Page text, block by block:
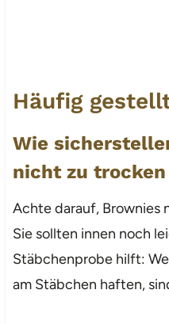
Häufig
Wie
nicht zu
Achte darauf, Brownies
Sie sollten innen noch
Stäbchenprobe hilft:
am Stäbchen haften,